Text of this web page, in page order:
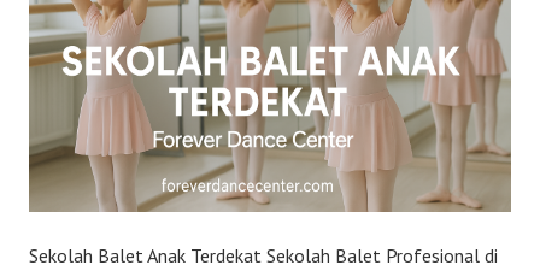
Sekolah Balet Anak Terdekat Sekolah Balet Profesional di